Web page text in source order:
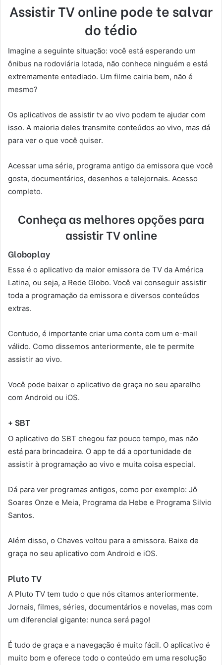
Assistir TV online pode te salvar
do tédio
Imagine a seguinte situação: você está esperando um
ônibus na rodoviária lotada, não conhece ninguém e está
extremamente entediado. Um filme cairia bem, não é
mesmo?
Os aplicativos de assistir tv ao vivo podem te ajudar com
isso. A maioria deles transmite conteúdos ao vivo, mas dá
para ver o que você quiser.
Acessar uma série, programa antigo da emissora que você
gosta, documentários, desenhos e telejornais. Acesso
completo.
Conheça as melhores opções para
assistir TV online
Globoplay
Esse é o aplicativo da maior emissora de TV da América
Latina, ou seja, a Rede Globo. Você vai conseguir assistir
toda a programação da emissora e diversos conteúdos
extras.
Contudo, é importante criar uma conta com um e-mail
válido. Como dissemos anteriormente, ele te permite
assistir ao vivo.
Você pode baixar o aplicativo de graça no seu aparelho
com Android ou iOS.
+ SBT
O aplicativo do SBT chegou faz pouco tempo, mas não
está para brincadeira. O app te dá a oportunidade de
assistir à programação ao vivo e muita coisa especial.
Dá para ver programas antigos, como por exemplo: Jô
Soares Onze e Meia, Programa da Hebe e Programa Silvio
Santos.
Além disso, o Chaves voltou para a emissora. Baixe de
graça no seu aplicativo com Android e iOS.
Pluto TV
A Pluto TV tem tudo o que nós citamos anteriormente.
Jornais, filmes, séries, documentários e novelas, mas com
um diferencial gigante: nunca será pago!
É tudo de graça e a navegação é muito fácil. O aplicativo é
muito bom e oferece todo o conteúdo em uma resolução